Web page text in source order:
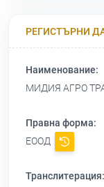
РЕГИСТЪРНИ
Наименование:
МИДИЯ АГРО
Правна форма:
ЕООД
Транслитерация: